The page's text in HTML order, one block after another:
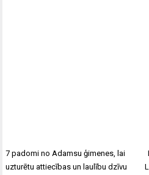
7 padomi no Adamsu ģimenes, lai
uzturētu attiecības un laulību dzīvu